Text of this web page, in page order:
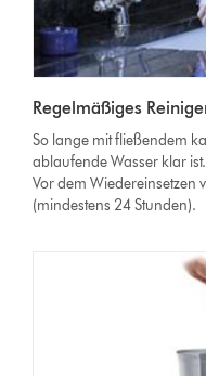
Regelmäßiges
So lange mit fließendem
ablaufende Wasser klar
Vor dem Wiedereinsetzen
(mindestens 24 Stunden).